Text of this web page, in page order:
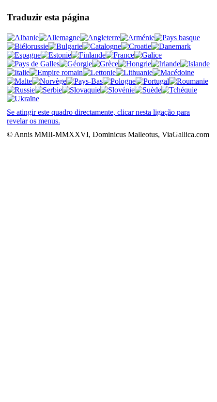
Traduzir esta página
Se atingir este quadro directamente, clicar nesta ligação para
revelar os menus.
© Annis MMII-MMXXVI, Dominicus Malleotus, ViaGallica.com